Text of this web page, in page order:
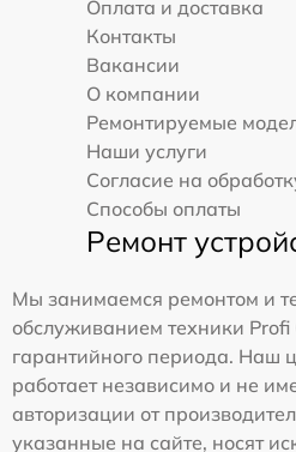
Оплата и доставка
Контакты
Вакансии
О компании
Ремонтируемые
Наши услуги
Согласие на
Способы оплаты
Ремонт
Мы занимаемся ремонтом и
обслуживанием техники Profi
гарантийного периода. Наш
работает независимо и не
авторизации от
указанные на сайте, носят